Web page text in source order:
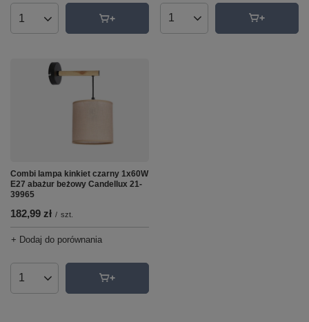
Ilość produktów Ilość produktów
Combi lampa kinkiet czarny 1x60W
E27 abażur beżowy Candellux 21-
39965
182,99 zł / szt.
+ Dodaj do porównania
Ilość produktów